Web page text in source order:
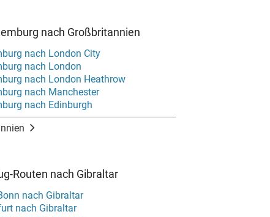
nach Großbritannien
nach London City
nach London
nach London Heathrow
nach Manchester
nach Edinburgh
Routen nach Gibraltar
nach Gibraltar
nach Gibraltar